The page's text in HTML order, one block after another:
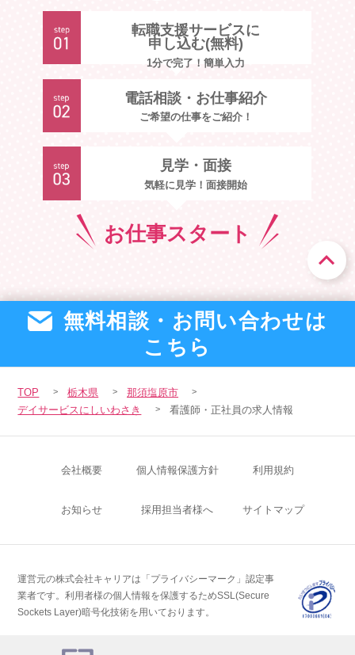
転職支援サービスに
申し込む(無料)
1分で完了！簡単入力
電話相談・お仕事紹介
ご希望の仕事をご紹介！
見学・面接
気軽に見学！面接開始
お仕事スタート
無料相談・お問い合わせは
こちら
TOP 栃木県
那須塩原市
デイサービスにしいわさき
看護師・正社員の求人情報
会社概要 個人情報保護方針 利用規約
お知らせ 採用担当者様へ サイトマップ
運営元の株式会社キャリアは「プライバシーマーク」認定事
業者です。利用者様の個人情報を保護するためSSL(Secure
Sockets Layer)暗号化技術を用いております。